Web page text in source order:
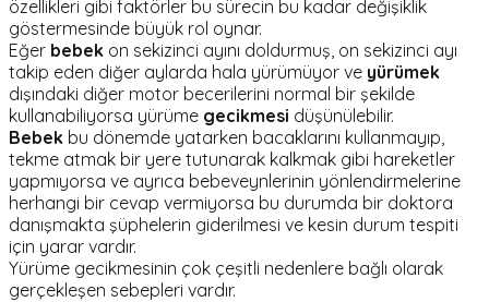
özellikleri gibi faktörler bu sürecin bu kadar değişiklik
göstermesinde büyük rol oynar.
Eğer bebek on sekizinci ayını doldurmuş, on sekizinci ayı
takip eden diğer aylarda hala yürümüyor ve yürümek
dışındaki diğer motor becerilerini normal bir şekilde
kullanabiliyorsa yürüme gecikmesi düşünülebilir.
Bebek bu dönemde yatarken bacaklarını kullanmayıp,
tekme atmak bir yere tutunarak kalkmak gibi hareketler
yapmıyorsa ve ayrıca bebeveynlerinin yönlendirmelerine
herhangi bir cevap vermiyorsa bu durumda bir doktora
danışmakta şüphelerin giderilmesi ve kesin durum tespiti
için yarar vardır.
Yürüme gecikmesinin çok çeşitli nedenlere bağlı olarak
gerçekleşen sebepleri vardır.